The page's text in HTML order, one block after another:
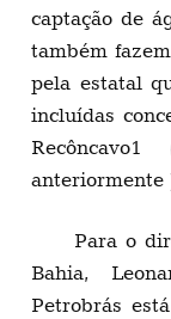
captação de
também
pela estatal
incluídas
anteriormente
Para o
Bahia,
Petrobrás